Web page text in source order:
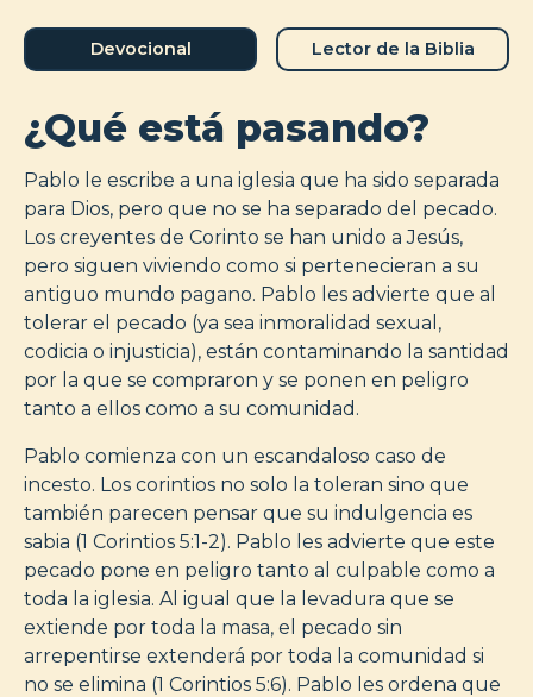
Devocional Lector de la Biblia
¿Qué está pasando?
Pablo le escribe a una iglesia que ha sido separada
para Dios, pero que no se ha separado del pecado.
Los creyentes de Corinto se han unido a Jesús,
pero siguen viviendo como si pertenecieran a su
antiguo mundo pagano. Pablo les advierte que al
tolerar el pecado (ya sea inmoralidad sexual,
codicia o injusticia), están contaminando la santidad
por la que se compraron y se ponen en peligro
tanto a ellos como a su comunidad.
Pablo comienza con un escandaloso caso de
incesto. Los corintios no solo la toleran sino que
también parecen pensar que su indulgencia es
sabia (1 Corintios 5:1-2). Pablo les advierte que este
pecado pone en peligro tanto al culpable como a
toda la iglesia. Al igual que la levadura que se
extiende por toda la masa, el pecado sin
arrepentirse extenderá por toda la comunidad si
no se elimina (1 Corintios 5:6). Pablo les ordena que